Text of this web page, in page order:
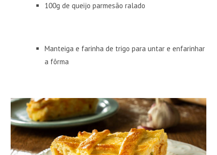
100g de queijo parmesão ralado
Manteiga e farinha de trigo para untar e enfarinhar
a fôrma